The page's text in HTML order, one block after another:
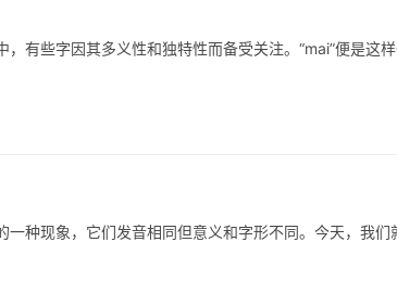
些字因其多义性和独特性而备受关注。“mai”便是这
现象，它们发音相同但意义和字形不同。今天，我们